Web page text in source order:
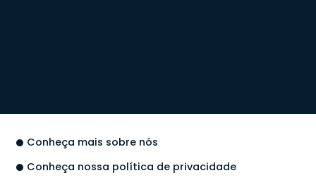
Conheça mais sobre nós
Conheça nossa política de privacidade